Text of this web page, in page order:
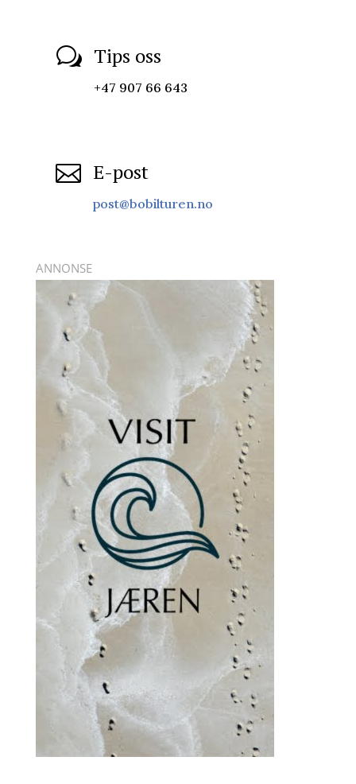
w Tips oss
+47 907 66 643
 E-post
post@bobilturen.no